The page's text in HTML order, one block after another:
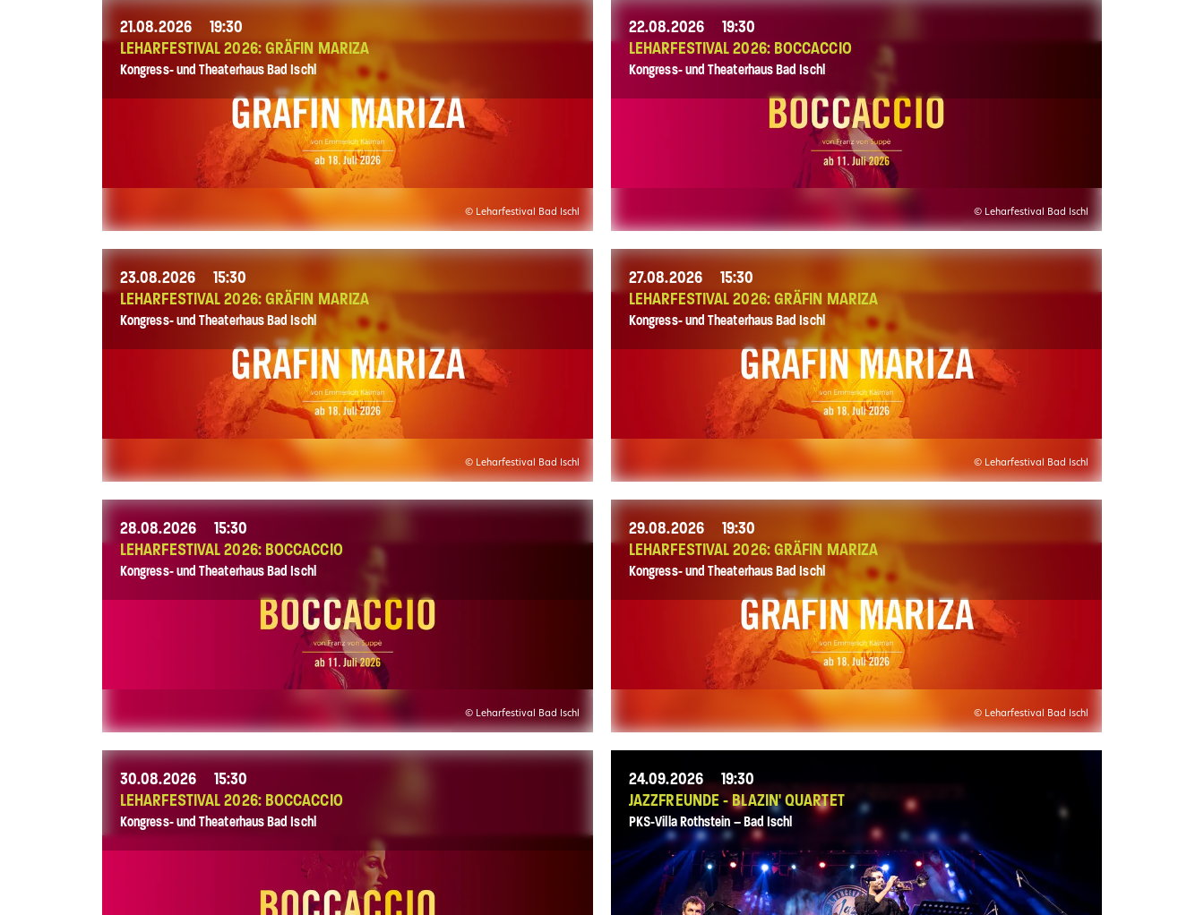
21.08.2026
19:30
LEHARFESTIVAL 2026: GRÄFIN MARIZA
Kongress- und Theaterhaus Bad Ischl
© Leharfestival Bad Ischl
22.08.2026
19:30
LEHARFESTIVAL 2026: BOCCACCIO
Kongress- und Theaterhaus Bad Ischl
© Leharfestival Bad Ischl
23.08.2026
15:30
LEHARFESTIVAL 2026: GRÄFIN MARIZA
Kongress- und Theaterhaus Bad Ischl
© Leharfestival Bad Ischl
27.08.2026
15:30
LEHARFESTIVAL 2026: GRÄFIN MARIZA
Kongress- und Theaterhaus Bad Ischl
© Leharfestival Bad Ischl
28.08.2026
15:30
LEHARFESTIVAL 2026: BOCCACCIO
Kongress- und Theaterhaus Bad Ischl
© Leharfestival Bad Ischl
29.08.2026
19:30
LEHARFESTIVAL 2026: GRÄFIN MARIZA
Kongress- und Theaterhaus Bad Ischl
© Leharfestival Bad Ischl
30.08.2026
15:30
LEHARFESTIVAL 2026: BOCCACCIO
Kongress- und Theaterhaus Bad Ischl
24.09.2026
19:30
JAZZFREUNDE - BLAZIN' QUARTET
PKS-Villa Rothstein – Bad Ischl